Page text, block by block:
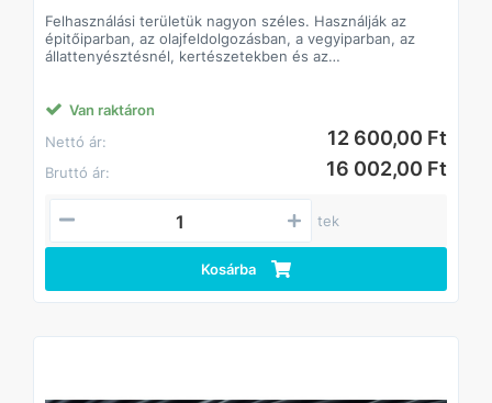
Felhasználási területük nagyon széles. Használják az
épitőiparban, az olajfeldolgozásban, a vegyiparban, az
állattenyésztésnél, kertészetekben és az
Van raktáron
Nettó ár:
12 600,00 Ft
Bruttó ár: 16 002,00 Ft
tek
Kosárba